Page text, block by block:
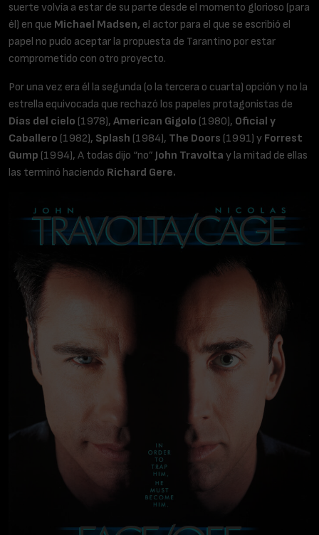
suerte volvía a estar de su parte desde el momento glorioso (para
él) en que Michael Madsen, el actor para el que se escribió el
papel no pudo aceptar la propuesta de Tarantino por estar
comprometido con otro proyecto.
Por una vez era él la segunda (o la tercera o cuarta) opción y no la
estrella equivocada que rechazó los papeles protagonistas de
Días del cielo (1978), American Gigolo (1980), Oficial y
Caballero (1982), Splash (1984), The Doors (1991) y Forrest
Gump (1994), A todas dijo “no” John Travolta y la mitad de ellas
las terminó haciendo Richard Gere.